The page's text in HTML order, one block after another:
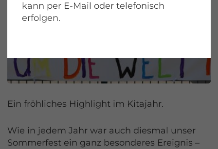
Ein fröhliches Highlight im Kitajahr.
Wie in jedem Jahr war auch diesmal unser
Sommerfest ein ganz besonderes Ereignis –
kann per E-Mail oder telefonisch
erfolgen.